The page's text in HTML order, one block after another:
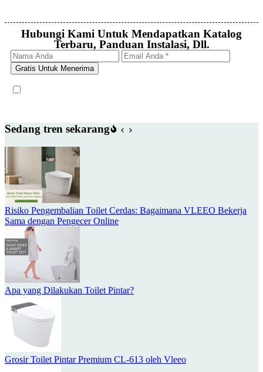
Hubungi Kami Untuk Mendapatkan Katalog
Terbaru, Panduan Instalasi, Dll.
Gratis Untuk Menerima
Sedang tren sekarang
Risiko Pengembalian Toilet Cerdas: Bagaimana VLEEO Bekerja
Sama dengan Pengecer Online
Apa yang Dilakukan Toilet Pintar?
Grosir Toilet Pintar Premium CL-613 oleh Vleeo